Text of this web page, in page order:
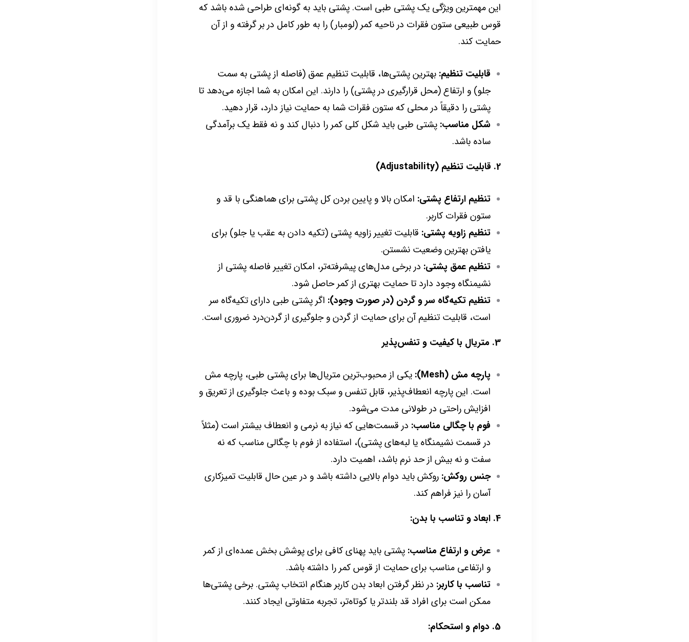
این مهمترین ویژگی یک پشتی طبی است. پشتی باید به گونه‌ای طراحی شده باشد که
قوس طبیعی ستون فقرات در ناحیه کمر (لومبار) را به طور کامل در بر گرفته و از آن
حمایت کند.
قابلیت تنظیم: بهترین پشتی‌ها، قابلیت تنظیم عمق (فاصله از پشتی به سمت
جلو) و ارتفاع (محل قرارگیری در پشتی) را دارند. این امکان به شما اجازه می‌دهد تا
پشتی را دقیقاً در محلی که ستون فقرات شما به حمایت نیاز دارد، قرار دهید.
شکل مناسب: پشتی طبی باید شکل کلی کمر را دنبال کند و نه فقط یک برآمدگی
ساده باشد.
2. قابلیت تنظیم (Adjustability)
تنظیم ارتفاع پشتی: امکان بالا و پایین بردن کل پشتی برای هماهنگی با قد و
ستون فقرات کاربر.
تنظیم زاویه پشتی: قابلیت تغییر زاویه پشتی (تکیه دادن به عقب یا جلو) برای
یافتن بهترین وضعیت نشستن.
تنظیم عمق پشتی: در برخی مدل‌های پیشرفته‌تر، امکان تغییر فاصله پشتی از
نشیمنگاه وجود دارد تا حمایت بهتری از کمر حاصل شود.
تنظیم تکیه‌گاه سر و گردن (در صورت وجود): اگر پشتی طبی دارای تکیه‌گاه سر
است، قابلیت تنظیم آن برای حمایت از گردن و جلوگیری از گردن‌درد ضروری است.
3. متریال با کیفیت و تنفس‌پذیر
پارچه مش (Mesh):
یکی از محبوب‌ترین متریال‌ها برای پشتی طبی، پارچه مش
است. این پارچه انعطاف‌پذیر، قابل تنفس و سبک بوده و باعث جلوگیری از تعریق و
افزایش راحتی در طولانی مدت می‌شود.
فوم با چگالی مناسب: در قسمت‌هایی که نیاز به نرمی و انعطاف بیشتر است (مثلاً
در قسمت نشیمنگاه یا لبه‌های پشتی)، استفاده از فوم با چگالی مناسب که نه
سفت و نه بیش از حد نرم باشد، اهمیت دارد.
جنس روکش: روکش باید دوام بالایی داشته باشد و در عین حال قابلیت تمیزکاری
آسان را نیز فراهم کند.
4. ابعاد و تناسب با بدن:
عرض و ارتفاع مناسب: پشتی باید پهنای کافی برای پوشش بخش عمده‌ای از کمر
و ارتفاعی مناسب برای حمایت از قوس کمر را داشته باشد.
تناسب با کاربر: در نظر گرفتن ابعاد بدن کاربر هنگام انتخاب پشتی. برخی پشتی‌ها
ممکن است برای افراد قد بلندتر یا کوتاه‌تر، تجربه متفاوتی ایجاد کنند.
5. دوام و استحکام: